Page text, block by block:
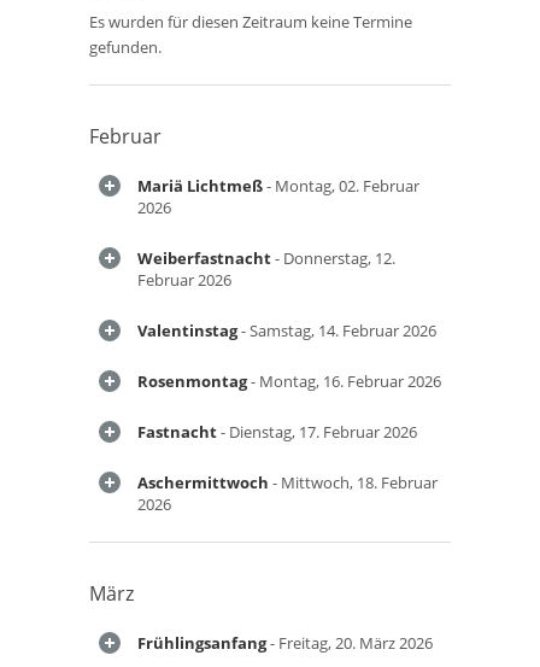
Es wurden für diesen Zeitraum keine Termine
gefunden.
Februar
Mariä Lichtmeß- Montag, 02. Februar
2026
Weiberfastnacht- Donnerstag, 12.
Februar 2026
Valentinstag- Samstag, 14. Februar 2026
Rosenmontag- Montag, 16. Februar 2026
Fastnacht- Dienstag, 17. Februar 2026
Aschermittwoch - Mittwoch, 18. Februar
2026
März
Frühlingsanfang- Freitag, 20. März 2026